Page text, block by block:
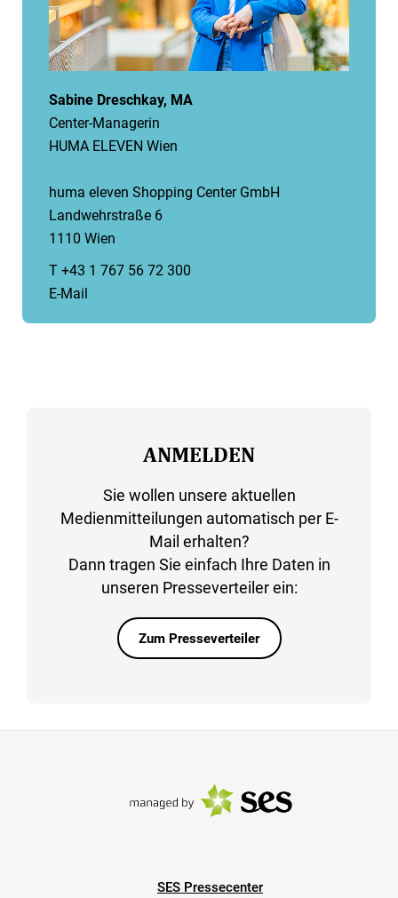
Sabine Dreschkay, MA
Center-Managerin
HUMA ELEVEN Wien
huma eleven Shopping Center GmbH
Landwehrstraße 6
1110 Wien
T +43 1 767 56 72 300
E-Mail
ANMELDEN
Sie wollen unsere aktuellen
Medienmitteilungen automatisch per E-
Mail erhalten?
Dann tragen Sie einfach Ihre Daten in
unseren Presseverteiler ein:
Zum Presseverteiler
SES Pressecenter